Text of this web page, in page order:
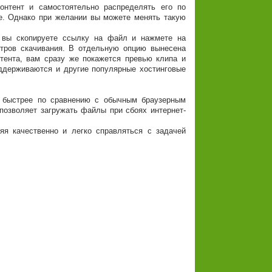
и самостоятельно распределять его по
Однако при желании вы можете менять такую
вы скопируете ссылку на файл и нажмете на
скачивания. В отдельную опцию вынесена
вам сразу же покажется превью клипа и
и другие популярные хостинговые
быстрее по сравнению с обычным браузерным
загружать файлы при сбоях интернет-
качественно и легко справляться с задачей